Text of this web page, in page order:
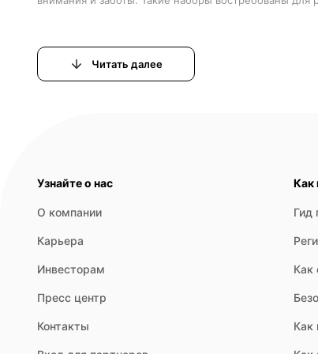
Включают продукты питания: шоколад, печенье,
Читать далее
Узнайте о нас
О компании
Карьера
Инвесторам
Пресс центр
Контакты
Как
Гид
Как
Как